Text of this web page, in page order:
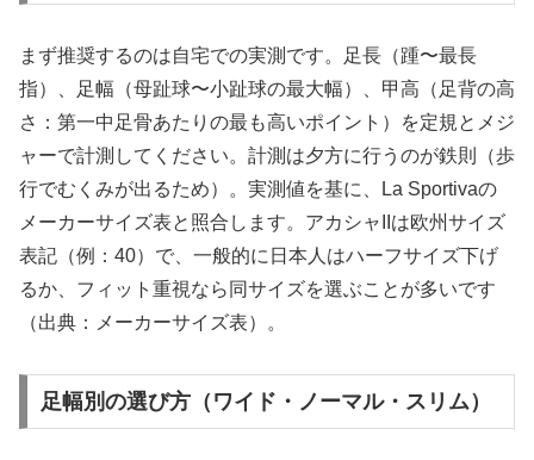
まず推奨するのは自宅での実測です。足長（踵〜最長
指）、足幅（母趾球〜小趾球の最大幅）、甲高（足背の高
さ：第一中足骨あたりの最も高いポイント）を定規とメジ
ャーで計測してください。計測は夕方に行うのが鉄則（歩
行でむくみが出るため）。実測値を基に、La Sportivaの
メーカーサイズ表と照合します。アカシャIIは欧州サイズ
表記（例：40）で、一般的に日本人はハーフサイズ下げ
るか、フィット重視なら同サイズを選ぶことが多いです
（出典：メーカーサイズ表）。
足幅別の選び方（ワイド・ノーマル・スリム）